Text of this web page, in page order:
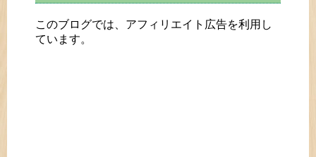
このブログでは、アフィリエイト広告を利用し
ています。